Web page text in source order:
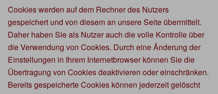
Cookies werden auf dem Rechner des Nutzers
gespeichert und von diesem an unsere Seite übermittelt.
Daher haben Sie als Nutzer auch die volle Kontrolle über
die Verwendung von Cookies. Durch eine Änderung der
Einstellungen in Ihrem Internetbrowser können Sie die
Übertragung von Cookies deaktivieren oder einschränken.
Bereits gespeicherte Cookies können jederzeit gelöscht